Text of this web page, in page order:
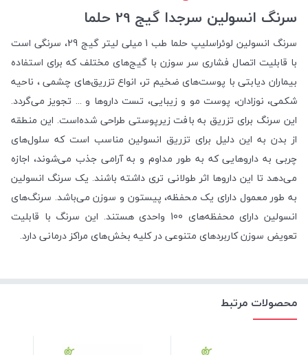
سرنگ انسولین سرجدا گیج 29 حلما
سرنگ انسولین لوئراسلیپ حلما طب 1 میلی لیتر گیج 29، سرنگی است
با قابلیت اتصال فشاری سر سوزن با گیج‌های مختلف که برای استفاده
بیماران دیابتی با پوست‌های ضخیم تر، انواع تزریق‌های چشمی ، ناحیه
شکمی، نوزادان، پوست مو و زیبایی، تست داروها و ... تجویز می‌گردد.
این سرنگ برای تزریق به بافت زیرپوستی طراحی شده‌است. این منطقه
از بدن به این دلیل برای تزریق انسولین مناسب است که سلول‌های
چربی به داروهایی که به طور مداوم و به آرامی جذب می‌شوند، اجازه
می‌دهد تا این داروها اثر طولانی تری داشته باشند. یک سرنگ انسولین
به طور معمول دارای یک محفظه، پیستون و سوزن می‌باشد. سرنگ‌های
انسولین دارای محفظه‌های 100 واحدی هستند. این سرنگ با قابلیت
تعویض سوزن کاربردهای متنوعی در کلیه بخش‌های مراکز درمانی دارد.
محصولات مرتبط